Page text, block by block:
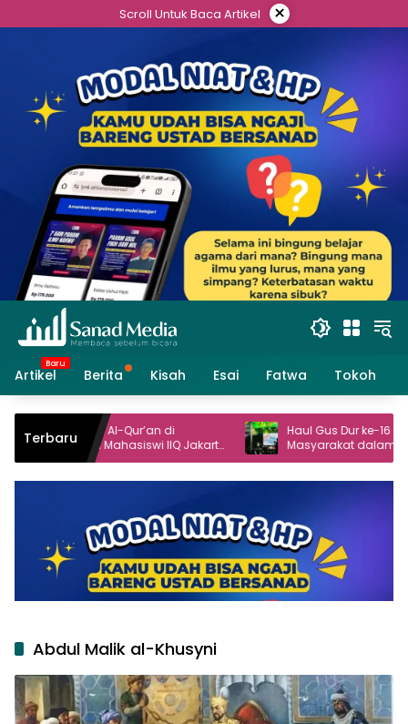
to
Scroll Untuk Baca Artikel ×
Artikel Berita Kisah Esai Fatwa Tokoh
Terbaru
Al-Qur’an di
Mahasiswi IIQ Jakarta
Haul Gus Dur ke-16 Angkat Peran
Masyarakat dalam Demokrasi
Abdul Malik al-Khusyni